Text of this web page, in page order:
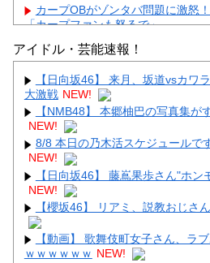
カープOBがゾンタバ問題に激怒
「カープファンも怒るで」
【画像】顔100点、体30点の女ｗ
Powered by livedoor 相互RSS
アイドル・芸能速報！
【日向坂46】 来月、坂道vsカワ
大激戦 NEW!
【NMB48】 本郷柚巴の写真集が
NEW!
8/8 本日の乃木活スケジュールで
NEW!
【日向坂46】 藤嶌果歩さん"ホン
NEW!
【櫻坂46】 リアミ、説教おじさ
【動画】 歌舞伎町女子さん、ラ
ｗｗｗｗｗｗ NEW!